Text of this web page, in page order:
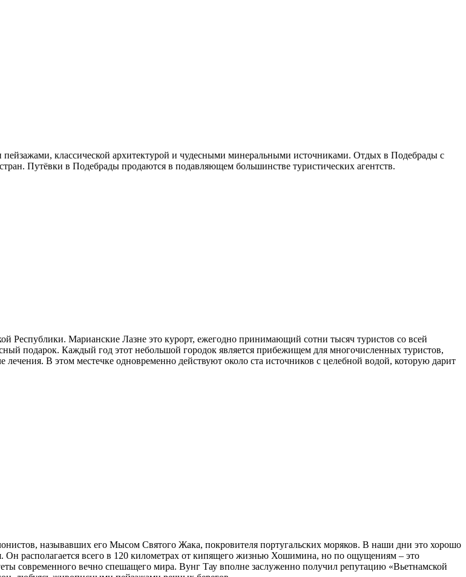
классической архитектурой и чудесными минеральными источниками. Отдых в Подебрады с
Путёвки в Подебрады продаются в подавляющем большинстве туристических агентств.
Республики. Марианские Лазне это курорт, ежегодно принимающий сотни тысяч туристов со всей
подарок. Каждый год этот небольшой городок является прибежищем для многочисленных туристов,
В этом местечке одновременно действуют около ста источников с целебной водой, которую дарит
называвших его Мысом Святого Жака, покровителя португальских моряков. В наши дни это хорошо
располагается всего в 120 километрах от кипящего жизнью Хошимина, но по ощущениям – это
современного вечно спешащего мира. Вунг Тау вполне заслуженно получил репутацию «Вьетнамской